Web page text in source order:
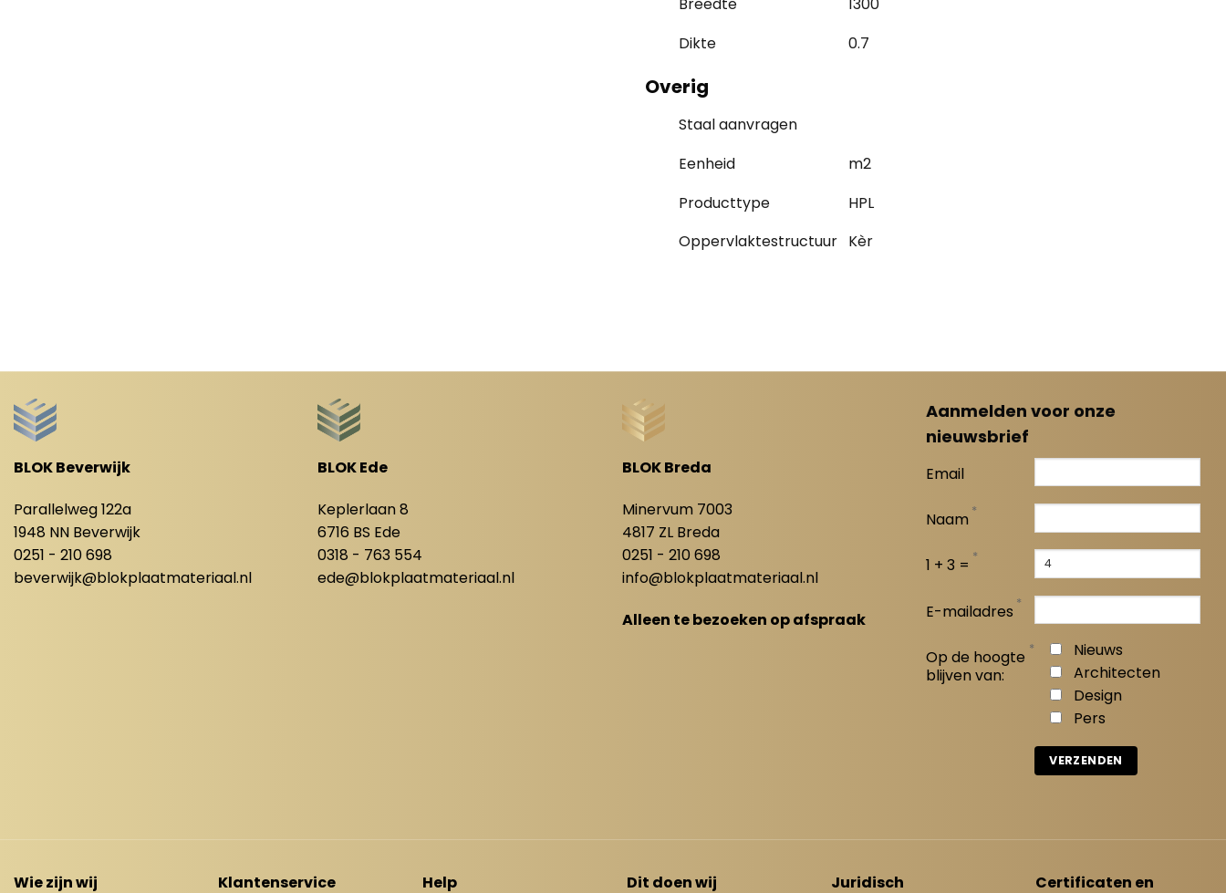
Dikte
0.7
Overig
Staal aanvragen
Eenheid
m2
Producttype
HPL
Oppervlaktestructuur Kèr
BLOK Beverwijk
Parallelweg 122a
1948 NN Beverwijk
0251 - 210 698
beverwijk@blokplaatmateriaal.nl
BLOK Ede
Keplerlaan 8
6716 BS Ede
0318 - 763 554
ede@blokplaatmateriaal.nl
BLOK Breda
Minervum 7003
4817 ZL Breda
0251 - 210 698
info@blokplaatmateriaal.nl
Alleen te bezoeken op afspraak
Aanmelden voor onze
nieuwsbrief
Email
Naam *
1 + 3 = *
E-mailadres *
Op de hoogte
blijven van:
*
Nieuws
Architecten
Design
Pers
Wie zijn wij Klantenservice Help Dit doen wij Juridisch Certificaten en